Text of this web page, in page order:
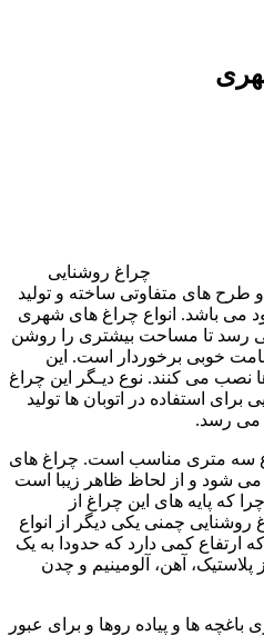
چراغ روشنایی
های متفاوتی ساخته و تولید
باشد. انواع چراغ های شهری
رسد تا مساحت بیشتری را روشن
خوبی برخوردار است. این
می کنند. نوع دیـگر این چراغ
استفاده در اتوبان ها تولید
رسد.
سه متری مناسب است. چراغ های
می شود و از لحاظ ظاهر زیبا است
پایه های این چراغ از
چمنی یکی دیگر از انواع
کمی دارد که حدودا به یک
آهن، آلومینیم و چدن
باغچه ها و پیاده روها و برای عبور